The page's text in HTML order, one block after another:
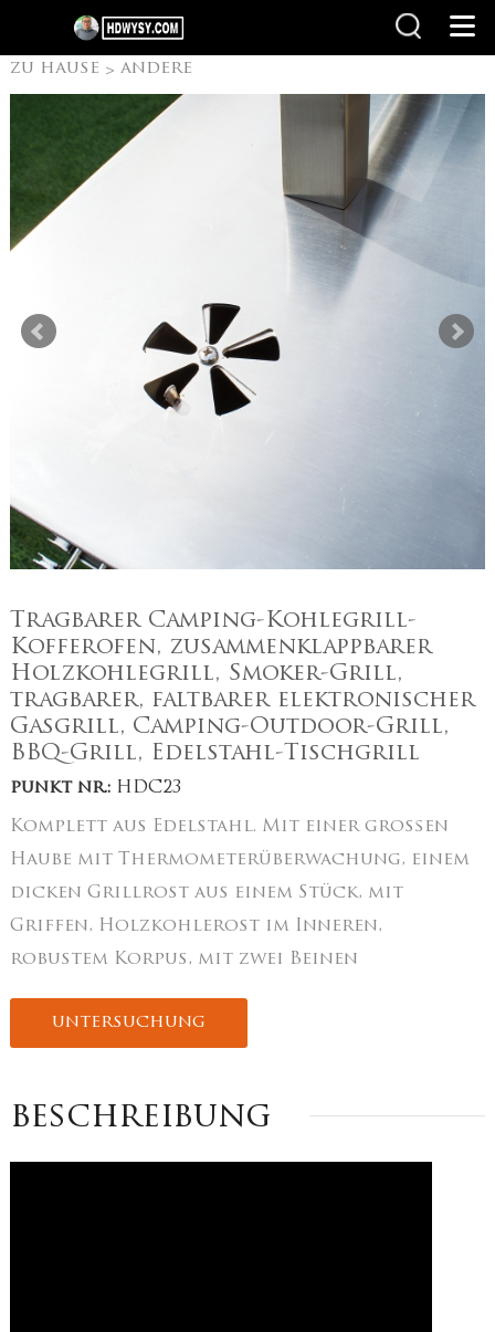
zu hause > andere
Produkte>Camping
Tragbarer Camping-Kohlegrill-
Kofferofen, zusammenklappbarer
Holzkohlegrill, Smoker-Grill,
tragbarer, faltbarer elektronischer
Gasgrill, Camping-Outdoor-Grill,
BBQ-Grill, Edelstahl-Tischgrill
punkt nr.:HDC23
Komplett aus Edelstahl. Mit einer großen
Haube mit Thermometerüberwachung, einem
dicken Grillrost aus einem Stück, mit
Griffen, Holzkohlerost im Inneren,
robustem Korpus, mit zwei Beinen
untersuchung
beschreibung